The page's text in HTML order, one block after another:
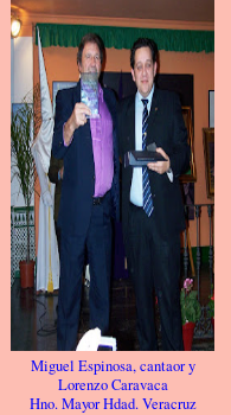
Miguel Espinosa, cantaor y
Lorenzo Caravaca
Hno. Mayor Hdad. Veracruz